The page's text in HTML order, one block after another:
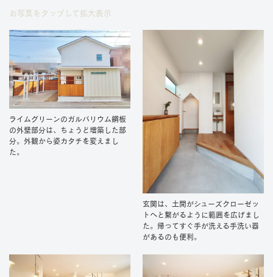
お写真をタップして拡大表示
ライムグリーンのガルバリウム鋼板
の外壁部分は、ちょうど増築した部
分。外観から姿カタチを変えまし
た。
玄関は、土間がシューズクローゼッ
トへと繋がるように範囲を広げまし
た。帰ってすぐ手が洗える手洗い器
があるのも便利。